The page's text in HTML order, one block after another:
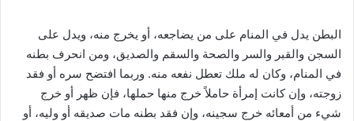
البطن يدل في المنام على من يضاجعه، أو يخرج منه، ويدل على
السجن والقبر والسر والصحة والسقم والصديق، ومن انحرف بطنه
في المنام، وكان له ملك تعطل نفعه منه. وربما افتضح سره أو فقد
زوجته، وإن كانت إمرأة حاملاً خرج منها حملها، فإن ظهر أو خرج
شيء من أمعائه خرج سجينه، وإن فقد بطنه مات صديقه أو وليه، أو